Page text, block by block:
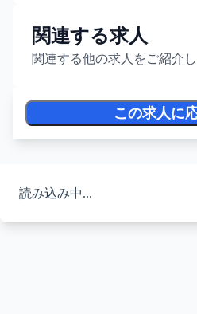
関連する求人
関連する他の求人をご紹介
この求人に
読み込み中...